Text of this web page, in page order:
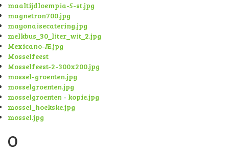
maaltijdloempia-5-st.jpg
magnetron700.jpg
mayonaisecatering.jpg
melkbus_30_liter_wit_2.jpg
Mexicano-Æ.jpg
Mosselfeest
Mosselfeest-2-300x200.jpg
mossel-groenten.jpg
mosselgroenten.jpg
mosselgroenten - kopie.jpg
mossel_hoekske.jpg
mossel.jpg
O